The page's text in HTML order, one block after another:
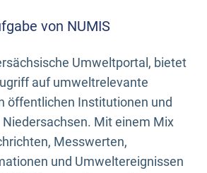
von NUMIS
Umweltportal, bietet
auf umweltrelevante
öffentlichen Institutionen und
Niedersachsen. Mit einem Mix
Messwerten,
und Umweltereignissen